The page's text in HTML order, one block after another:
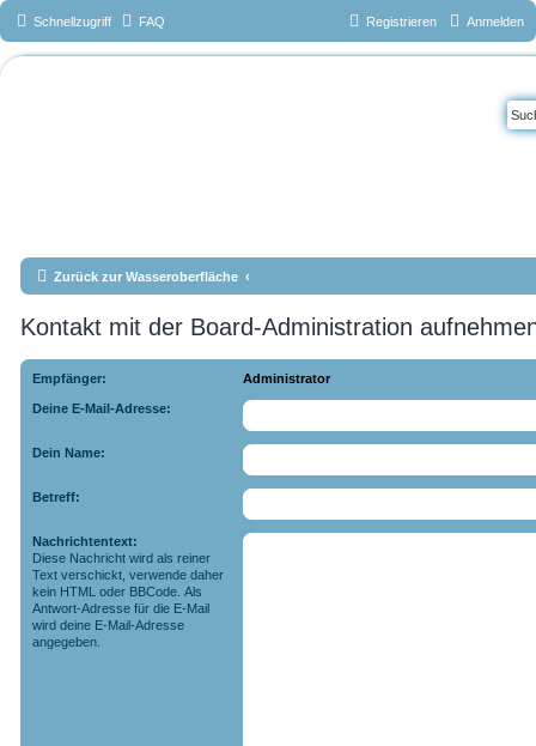
Schnellzugriff FAQ Anmelden
Registrieren
Zurück zur Wasseroberfläche
Kontakt mit der Board-Administration
Empfänger: Administrator
Deine E-Mail-Adresse:
Dein Name:
Betreff:
Nachrichtentext:
Diese Nachricht wird als reiner
Text verschickt, verwende daher
kein HTML oder BBCode. Als
Antwort-Adresse für die E-Mail
wird deine E-Mail-Adresse
angegeben.